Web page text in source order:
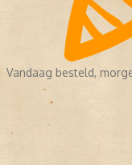
Vandaag besteld,